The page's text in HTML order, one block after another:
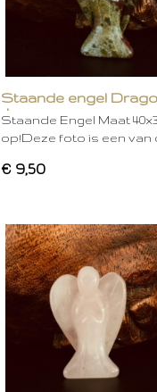
Staande engel
Jasper
Staande Engel Maat
op!Deze foto is een van
€ 9,50